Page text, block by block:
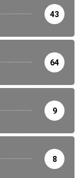
43
64
9
8